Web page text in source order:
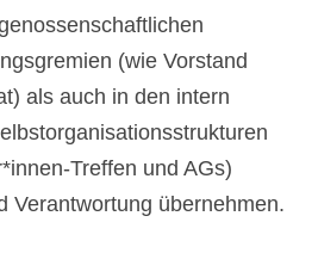
(wie Vorstand
als auch in den intern
Treffen und AGs)
Verantwortung übernehmen.